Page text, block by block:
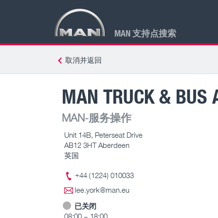
MAN 支持点搜索
取消并返回
MAN TRUCK & BUS
MAN-服务操作
Unit 14B, Peterseat Drive
AB12 3HT Aberdeen
英国
+44 (1224) 010033
lee.york@man.eu
已关闭
08:00 – 18:00